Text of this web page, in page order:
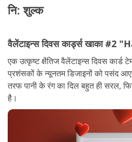
नि: शुल्क
एक उत्कृष्ट क्षैतिज वैलेंटाइन्स दिवस कार्ड
प्रशंसकों के न्यूनतम डिजाइनों को पसंद
तरफ पानी के रंग का दिल बहुत ही सरल,
है।